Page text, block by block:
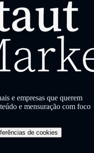
e empresas que querem
e mensuração com foco
de cookies